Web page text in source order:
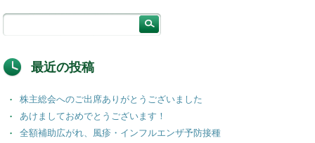
e
o
k
e
n
n
最近の投稿
株主総会へのご出席ありがとうございました
あけましておめでとうございます！
全額補助広がれ、風疹・インフルエンザ予防接種